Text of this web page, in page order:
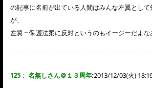
の記事に名前が出ている人間はみんな左翼とし
が、
左翼＝保護法案に反対というのもイージーだよな
125 ： 名無しさん＠１３周年:2013/12/03(火)